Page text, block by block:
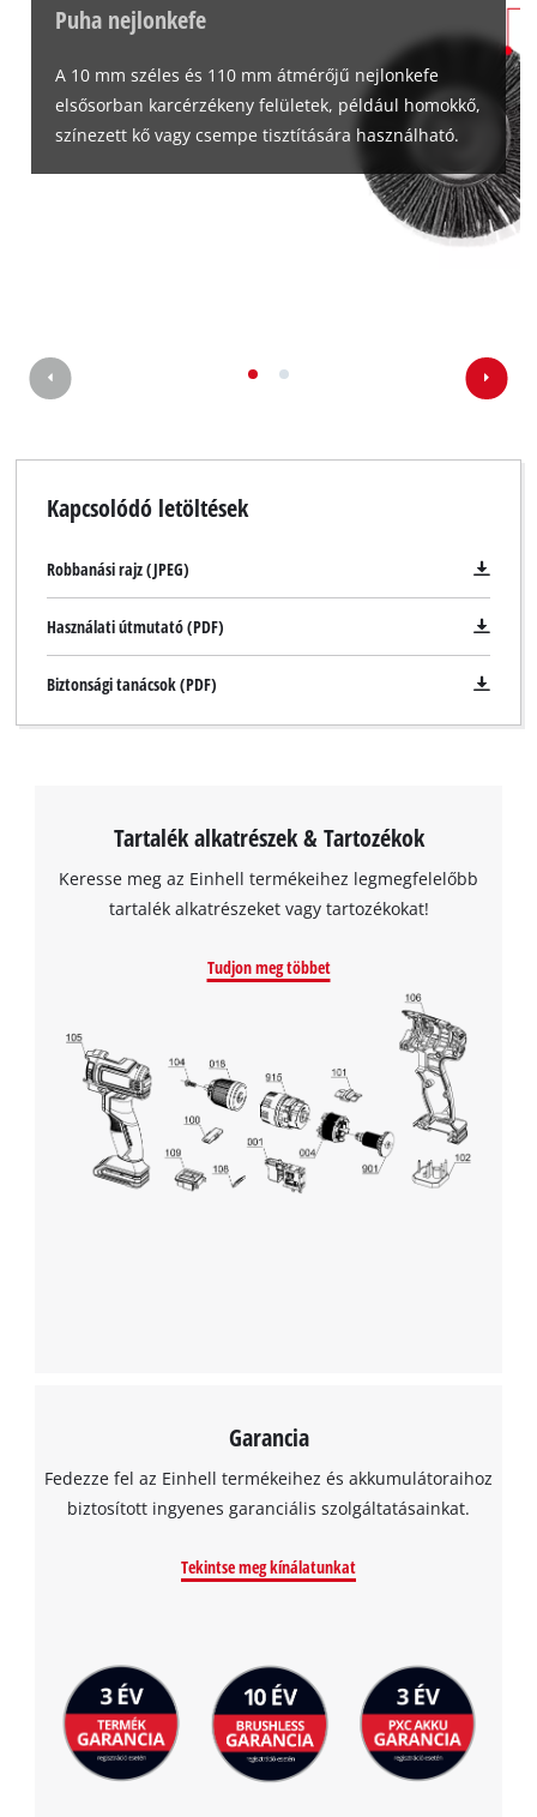
Puha nejlonkefe
A 10 mm széles és 110 mm átmérőjű nejlonkefe
elsősorban karcérzékeny felületek, például homokkő,
színezett kő vagy csempe tisztítására használható.
Kapcsolódó letöltések
Robbanási rajz (JPEG)
Használati útmutató (PDF)
Biztonsági tanácsok (PDF)
Tartalék alkatrészek & Tartozékok
Keresse meg az Einhell termékeihez legmegfelelőbb
tartalék alkatrészeket vagy tartozékokat!
Tudjon meg többet
Garancia
Fedezze fel az Einhell termékeihez és akkumulátoraihoz
biztosított ingyenes garanciális szolgáltatásainkat.
Tekintse meg kínálatunkat